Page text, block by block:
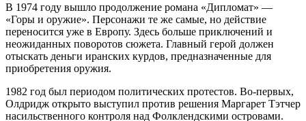
В 1974 году вышло продолжение романа «Дипломат» —
«Горы и оружие». Персонажи те же самые, но действие
переносится уже в Европу. Здесь больше приключений и
неожиданных поворотов сюжета. Главный герой должен
отыскать деньги иранских курдов, предназначенные для
приобретения оружия.
1982 год был периодом политических протестов. Во-первых,
Олдридж открыто выступил против решения Маргарет Тэтчер
насильственного контроля над Фолклендскими островами.